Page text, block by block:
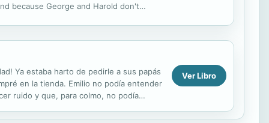
because George and Harold don't
Ya estaba harto de pedirle a sus papás
en la tienda. Emilio no podía entender
ruido y que, para colmo, no podía
Ver Libro